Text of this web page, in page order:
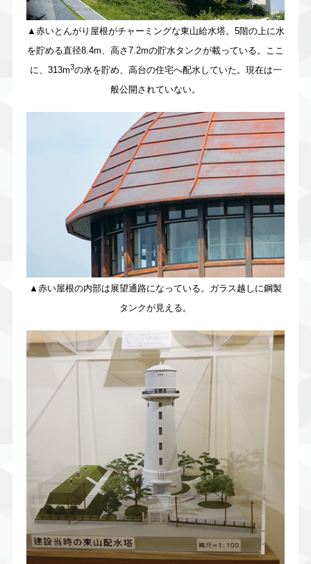
▲赤いとんがり屋根がチャーミングな東山給水塔。5階の上に水
を貯める直径8.4m、高さ7.2mの貯水タンクが載っている。ここ
に、313m3の水を貯め、高台の住宅へ配水していた。現在は一
般公開されていない。
▲赤い屋根の内部は展望通路になっている。ガラス越しに鋼製
タンクが見える。